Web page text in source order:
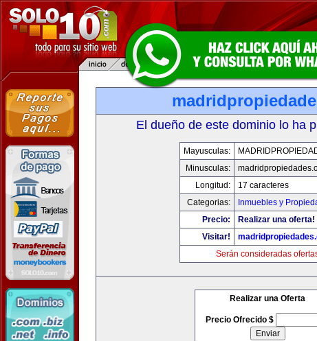
El dueño de este dominio lo ha
Mayusculas:
Minusculas:
Longitud:
17 caracteres
Categorias:
Inmuebles y
Precio:
Realizar una oferta!
Visitar!
Serán consideradas
Realizar una Oferta
Precio Ofrecido $